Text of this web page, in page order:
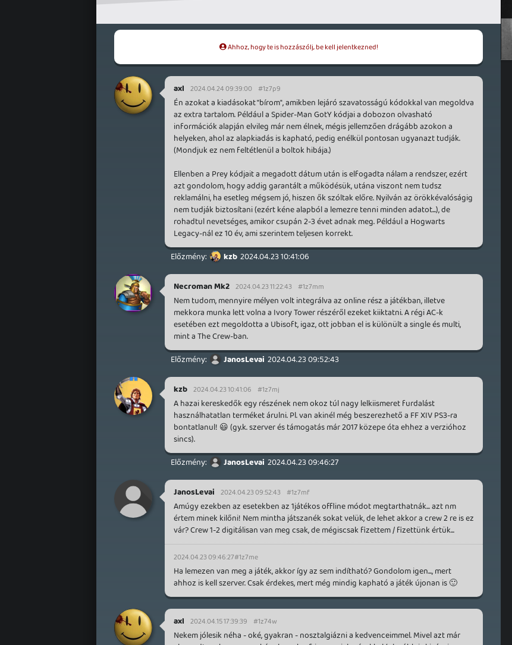
Ahhoz, hogy te is hozzászólj, be kell jelentkezned!
axl 2024.04.24 09:39:00 #1z7p9
Én azokat a kiadásokat "bírom", amikben lejáró szavatosságú kódokkal van megoldva
az extra tartalom. Például a Spider-Man GotY kódjai a dobozon olvasható
információk alapján elvileg már nem élnek, mégis jellemzően drágább azokon a
helyeken, ahol az alapkiadás is kapható, pedig enélkül pontosan ugyanazt tudják.
(Mondjuk ez nem feltétlenül a boltok hibája.)
Ellenben a Prey kódjait a megadott dátum után is elfogadta nálam a rendszer, ezért
azt gondolom, hogy addig garantált a működésük, utána viszont nem tudsz
reklamálni, ha esetleg mégsem jó, hiszen ők szóltak előre. Nyilván az örökkévalóságig
nem tudják biztosítani (ezért kéne alapból a lemezre tenni minden adatot...), de
rohadtul nevetséges, amikor csupán 2-3 évet adnak meg. Például a Hogwarts
Legacy-nál ez 10 év, ami szerintem teljesen korrekt.
kzb 2024.04.23 10:41:06
Necroman Mk2 2024.04.23 11:22:43 #1z7mm
Nem tudom, mennyire mélyen volt integrálva az online rész a játékban, illetve
mekkora munka lett volna a Ivory Tower részéről ezeket kiiktatni. A régi AC-k
esetében ezt megoldotta a Ubisoft, igaz, ott jobban el is különült a single és multi,
mint a The Crew-ban.
JanosLevai 2024.04.23 09:52:43
kzb 2024.04.23 10:41:06 #1z7mj
A hazai kereskedők egy részének nem okoz túl nagy lelkiismeret furdalást
használhatatlan terméket árulni. Pl. van akinél még beszerezhető a FF XIV PS3-ra
bontatlanul! 😃 (gy.k. szerver és támogatás már 2017 közepe óta ehhez a verzióhoz
sincs).
JanosLevai 2024.04.23 09:46:27
JanosLevai 2024.04.23 09:52:43 #1z7mf
Amúgy ezekben az esetekben az 1játékos offline módot megtarthatnák... azt nm
értem minek kilőni! Nem mintha játszanék sokat velük, de lehet akkor a crew 2 re is ez
vár? Crew 1-2 digitálisan van meg csak, de mégiscsak fizettem / fizettünk értük...
2024.04.23 09:46:27#1z7me
Ha lemezen van meg a játék, akkor így az sem indítható? Gondolom igen..., mert
ahhoz is kell szerver. Csak érdekes, mert még mindig kapható a játék újonan is 🙂
axl 2024.04.15 17:39:39 #1z74w
Nekem jólesik néha - oké, gyakran - nosztalgiázni a kedvenceimmel. Mivel azt már